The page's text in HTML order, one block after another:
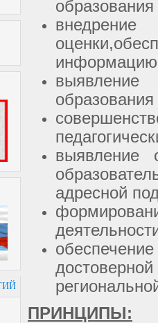
образования
информацию
образования
выявление
адресной
ПРИНЦИПЫ: